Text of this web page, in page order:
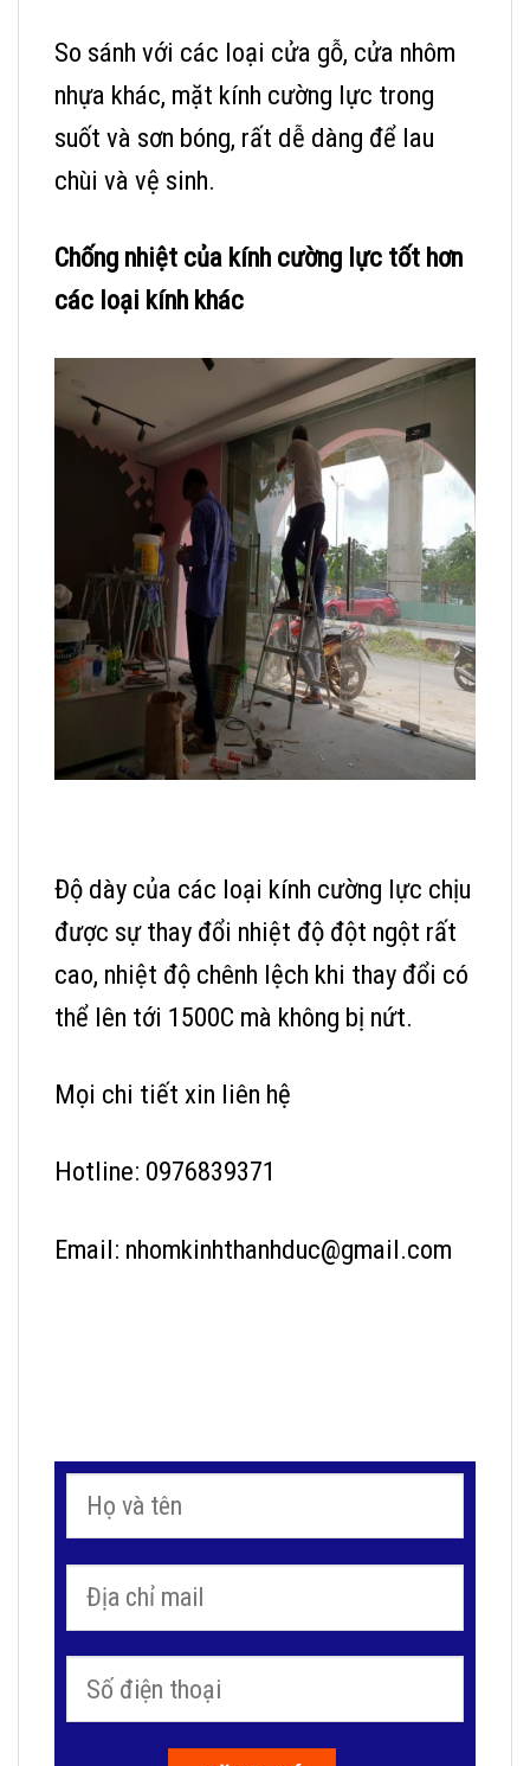
So sánh với các loại cửa gỗ, cửa nhôm
nhựa khác, mặt kính cường lực trong
suốt và sơn bóng, rất dễ dàng để lau
chùi và vệ sinh.
Chống nhiệt của kính cường lực tốt hơn
các loại kính khác
Độ dày của các loại kính cường lực chịu
được sự thay đổi nhiệt độ đột ngột rất
cao, nhiệt độ chênh lệch khi thay đổi có
thể lên tới 1500C mà không bị nứt.
Mọi chi tiết xin liên hệ
Hotline: 0976839371
Email: nhomkinhthanhduc@gmail.com